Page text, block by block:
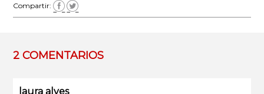
Compartir:
2 COMENTARIOS
laura alves